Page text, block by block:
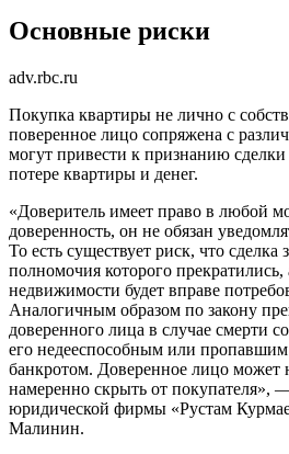
Основные риски
adv.rbc.ru
Покупка квартиры не лично с
поверенное лицо сопряжена с
могут привести к признанию сделки
потере квартиры и денег.
«Доверитель имеет право в любой
доверенность, он не обязан
То есть существует риск, что сделка
полномочия которого прекратились,
недвижимости будет вправе
Аналогичным образом по закону
доверенного лица в случае смерти
его недееспособным или пропавшим
банкротом. Доверенное лицо может
намеренно скрыть от покупателя»,
юридической фирмы «Рустам
Малинин.